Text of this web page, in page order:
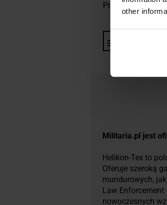
other
Producent:
Informacja
Militaria.pl jest
Helikon-Tex to
Oferuje szeroką
mundurowych,
Law Enforcement
nowoczesnych